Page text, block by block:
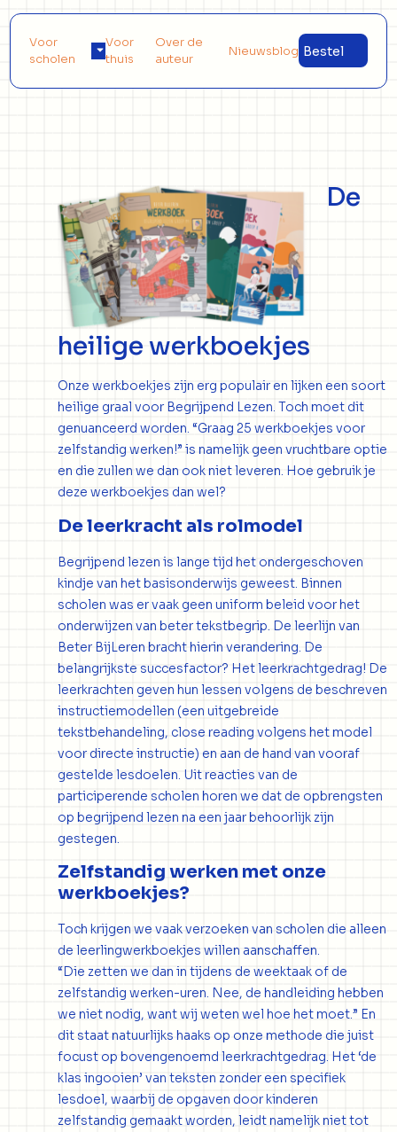
Voor
scholen
Voor
thuis
Over de
auteur
Nieuwsblog Bestel
De
heilige werkboekjes
Onze werkboekjes zijn erg populair en lijken een soort
heilige graal voor Begrijpend Lezen. Toch moet dit
genuanceerd worden. “Graag 25 werkboekjes voor
zelfstandig werken!” is namelijk geen vruchtbare optie
en die zullen we dan ook niet leveren. Hoe gebruik je
deze werkboekjes dan wel?
De leerkracht als rolmodel
Begrijpend lezen is lange tijd het ondergeschoven
kindje van het basisonderwijs geweest. Binnen
scholen was er vaak geen uniform beleid voor het
onderwijzen van beter tekstbegrip. De leerlijn van
Beter BijLeren bracht hierin verandering. De
belangrijkste succesfactor? Het leerkrachtgedrag! De
leerkrachten geven hun lessen volgens de beschreven
instructiemodellen (een uitgebreide
tekstbehandeling, close reading volgens het model
voor directe instructie) en aan de hand van vooraf
gestelde lesdoelen. Uit reacties van de
participerende scholen horen we dat de opbrengsten
op begrijpend lezen na een jaar behoorlijk zijn
gestegen.
Zelfstandig werken met onze
werkboekjes?
Toch krijgen we vaak verzoeken van scholen die alleen
de leerlingwerkboekjes willen aanschaffen.
“Die zetten we dan in tijdens de weektaak of de
zelfstandig werken-uren. Nee, de handleiding hebben
we niet nodig, want wij weten wel hoe het moet.” En
dit staat natuurlijks haaks op onze methode die juist
focust op bovengenoemd leerkrachtgedrag. Het ‘de
klas ingooien’ van teksten zonder een specifiek
lesdoel, waarbij de opgaven door kinderen
zelfstandig gemaakt worden, leidt namelijk niet tot